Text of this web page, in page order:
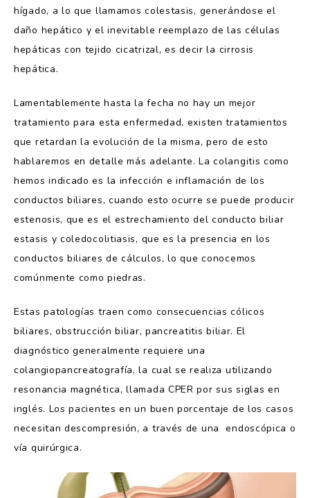
hígado, a lo que llamamos colestasis, generándose el
daño hepático y el inevitable reemplazo de las células
hepáticas con tejido cicatrizal, es decir la cirrosis
hepática.
Lamentablemente hasta la fecha no hay un mejor
tratamiento para esta enfermedad, existen tratamientos
que retardan la evolución de la misma, pero de esto
hablaremos en detalle más adelante. La colangitis como
hemos indicado es la infección e inflamación de los
conductos biliares, cuando esto ocurre se puede producir
estenosis, que es el estrechamiento del conducto biliar
estasis y coledocolitiasis, que es la presencia en los
conductos biliares de cálculos, lo que conocemos
comúnmente como piedras.
Estas patologías traen como consecuencias cólicos
biliares, obstrucción biliar, pancreatitis biliar. El
diagnóstico generalmente requiere una
colangiopancreatografía, la cual se realiza utilizando
resonancia magnética, llamada CPER por sus siglas en
inglés. Los pacientes en un buen porcentaje de los casos
necesitan descompresión, a través de una endoscópica o
vía quirúrgica.